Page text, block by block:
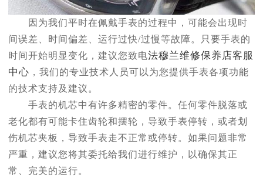
因为我们平时在佩戴手表的过程中，可能会出现时
间误差、时间偏差、运行过快/过慢等故障。只要手表的
时间开始明显变化，建议您致电法穆兰维修保养店客服
中心 ，我们的专业技术人员可以为您提供手表各项功能
的技术支持及建议。
手表的机芯中有许多精密的零件。任何零件脱落或
老化都有可能卡住齿轮和摆轮，导致手表停转，或者划
伤机芯夹板，导致手表走不正常或停转。如果问题非常
严重，建议您将其委托给我们进行维护，以确保其正
常、完美的运行。